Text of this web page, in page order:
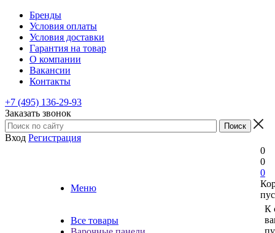
Бренды
Условия оплаты
Условия доставки
Гарантия на товар
О компании
Вакансии
Контакты
+7 (495) 136-29-93
Заказать звонок
Вход Регистрация
Меню
Все товары
0
0
0
К